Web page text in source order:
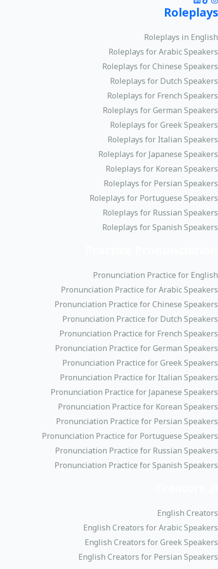
Roleplays
Roleplays in English
Roleplays for Arabic Speakers
Roleplays for Chinese Speakers
Roleplays for Dutch Speakers
Roleplays for French Speakers
Roleplays for German Speakers
Roleplays for Greek Speakers
Roleplays for Italian Speakers
Roleplays for Japanese Speakers
Roleplays for Korean Speakers
Roleplays for Persian Speakers
Roleplays for Portuguese Speakers
Roleplays for Russian Speakers
Roleplays for Spanish Speakers
Pronunciation Practice for English
Pronunciation Practice for Arabic Speakers
Pronunciation Practice for Chinese Speakers
Pronunciation Practice for Dutch Speakers
Pronunciation Practice for French Speakers
Pronunciation Practice for German Speakers
Pronunciation Practice for Greek Speakers
Pronunciation Practice for Italian Speakers
Pronunciation Practice for Japanese Speakers
Pronunciation Practice for Korean Speakers
Pronunciation Practice for Persian Speakers
Pronunciation Practice for Portuguese Speakers
Pronunciation Practice for Russian Speakers
Pronunciation Practice for Spanish Speakers
English Creators
English Creators for Arabic Speakers
English Creators for Greek Speakers
English Creators for Persian Speakers